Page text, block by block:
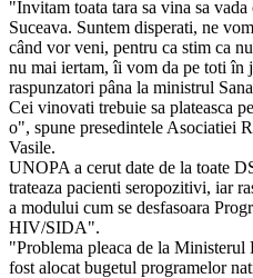
"Invitam toata tara sa vina sa vada
Suceava. Suntem disperati, ne
când vor veni, pentru ca stim ca
nu mai iertam, îi vom da pe toti în
raspunzatori pâna la ministrul
Cei vinovati trebuie sa plateasca
o", spune presedintele Asociatiei
Vasile.
UNOPA a cerut date de la toate
trateaza pacienti seropozitivi, iar
a modului cum se desfasoara
HIV/SIDA".
"Problema pleaca de la Ministerul
fost alocat bugetul programelor